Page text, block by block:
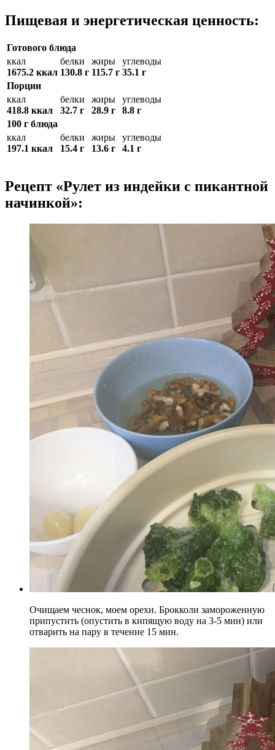
Пищевая и энергетическая ценность:
Готового блюда
ккал
1675.2 ккал
белки
130.8 г
жиры
115.7 г
углеводы
35.1 г
Порции
ккал
418.8 ккал
белки
32.7 г
жиры
28.9 г
углеводы
8.8 г
100 г блюда
ккал
197.1 ккал
белки
15.4 г
жиры
13.6 г
углеводы
4.1 г
Рецепт «Рулет из индейки с пикантной
начинкой»:
Очищаем чеснок, моем орехи. Брокколи замороженную
припустить (опустить в кипящую воду на 3-5 мин) или
отварить на пару в течение 15 мин.